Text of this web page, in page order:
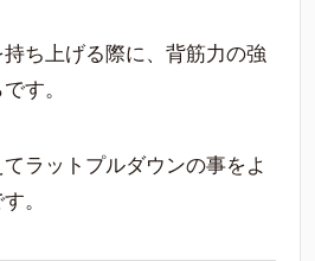
ち上げる際に、背筋力の強
す。
ラットプルダウンの事をよ
。